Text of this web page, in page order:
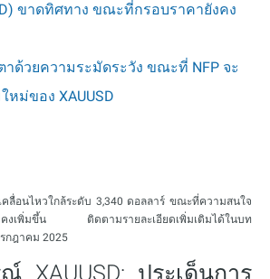
ขาดทิศทาง ขณะที่กรอบราคายังคง
ด้วยความระมัดระวัง ขณะที่ NFP จะ
ม่ของ XAUUSD
คลื่อนไหวใกล้ระดับ 3,340 ดอลลาร์ ขณะที่ความสนใจ
งคงเพิ่มขึ้น ติดตามรายละเอียดเพิ่มเติมได้ในบท
กฎาคม 2025
XAUUSD: ประเด็นการ